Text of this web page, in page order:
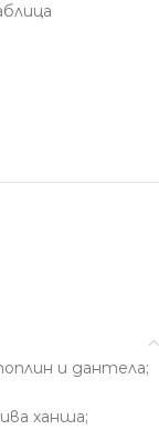
и дантела;
ханша;